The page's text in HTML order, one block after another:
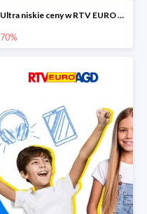
Ultra niskie ceny w RTV EURO AGD do -70%
70%